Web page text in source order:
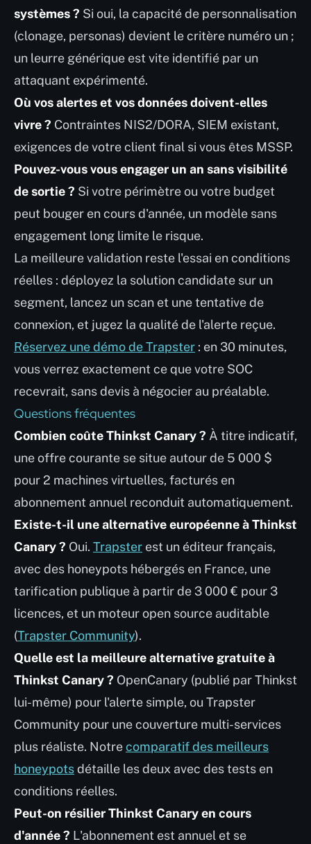
systèmes ? Si oui, la capacité de personnalisation
(clonage, personas) devient le critère numéro un ;
un leurre générique est vite identifié par un
attaquant expérimenté.
Où vos alertes et vos données doivent-elles
vivre ? Contraintes NIS2/DORA, SIEM existant,
exigences de votre client final si vous êtes MSSP.
Pouvez-vous vous engager un an sans visibilité
de sortie ? Si votre périmètre ou votre budget
peut bouger en cours d'année, un modèle sans
engagement long limite le risque.
La meilleure validation reste l'essai en conditions
réelles : déployez la solution candidate sur un
segment, lancez un scan et une tentative de
connexion, et jugez la qualité de l'alerte reçue.
Réservez une démo de Trapster : en 30 minutes,
vous verrez exactement ce que votre SOC
recevrait, sans devis à négocier au préalable.
Questions fréquentes
Combien coûte Thinkst Canary ? À titre indicatif,
une offre courante se situe autour de 5 000 $
pour 2 machines virtuelles, facturés en
abonnement annuel reconduit automatiquement.
Existe-t-il une alternative européenne à Thinkst
Canary ? Oui. Trapster est un éditeur français,
avec des honeypots hébergés en France, une
tarification publique à partir de 3 000 € pour 3
licences, et un moteur open source auditable
(Trapster Community).
Quelle est la meilleure alternative gratuite à
Thinkst Canary ? OpenCanary (publié par Thinkst
lui-même) pour l'alerte simple, ou Trapster
Community pour une couverture multi-services
plus réaliste. Notrecomparatif des meilleurs
honeypotsdétaille les deux avec des tests en
conditions réelles.
Peut-on résilier Thinkst Canary en cours
d'année ? L'abonnement est annuel et se